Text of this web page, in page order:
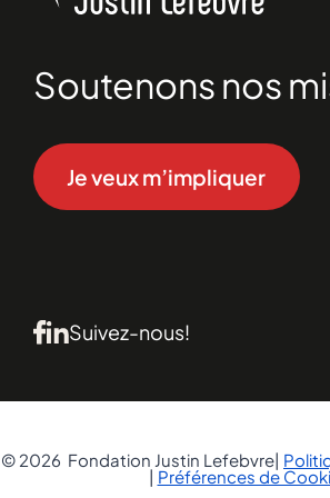
Soutenons nos
Je veux m’impliquer
Suivez-nous!
© 2026 Fondation Justin Lefebvre|
| Préférences de